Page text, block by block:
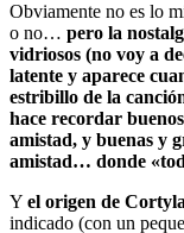
Obviamente no es lo
o no… pero la
vidriosos (no voy a
latente y aparece
estribillo de la
hace recordar
amistad, y buenas y
amistad… donde
Y el origen de
indicado (con un